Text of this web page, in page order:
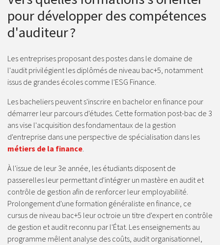
pour développer des compétences
d'auditeur ?
Les entreprises proposant des postes dans le domaine de
l'audit privilégient les diplômés de niveau bac+5, notamment
issus de grandes écoles comme l'ESG Finance.
Les bacheliers peuvent s'inscrire en bachelor en finance pour
démarrer leur parcours d'études. Cette formation post-bac de 3
ans vise l'acquisition des fondamentaux de la gestion
d'entreprise dans une perspective de spécialisation dans les
métiers de la finance.
À l'issue de leur 3e année, les étudiants disposent de
passerelles leur permettant d'intégrer un mastère en audit et
contrôle de gestion afin de renforcer leur employabilité.
Prolongement d'une formation généraliste en finance, ce
cursus de niveau bac+5 leur octroie un titre d'expert en contrôle
de gestion et audit reconnu par l'État. Les enseignements au
programme mêlent analyse des coûts, audit organisationnel,